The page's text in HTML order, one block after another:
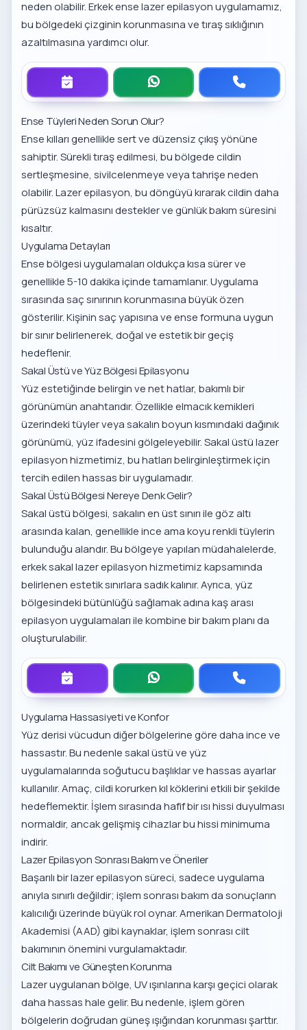
neden olabilir.Erkek ense lazer epilasyon uygulamamız,
bu bölgedeki çizginin korunmasına ve tıraş sıklığının
azaltılmasına yardımcı olur.
Ense Tüyleri Neden Sorun Olur?
Ense kılları genellikle sert ve düzensiz çıkış yönüne
sahiptir. Sürekli tıraş edilmesi, bu bölgede cildin
sertleşmesine, sivilcelenmeye veya tahrişe neden
olabilir. Lazer epilasyon, bu döngüyü kırarak cildin daha
pürüzsüz kalmasını destekler ve günlük bakım süresini
kısaltır.
Uygulama Detayları
Ense bölgesi uygulamaları oldukça kısa sürer ve
genellikle 5-10 dakika içinde tamamlanır. Uygulama
sırasında saç sınırının korunmasına büyük özen
gösterilir. Kişinin saç yapısına ve ense formuna uygun
bir sınır belirlenerek, doğal ve estetik bir geçiş
hedeflenir.
Sakal Üstü ve Yüz Bölgesi Epilasyonu
Yüz estetiğinde belirgin ve net hatlar, bakımlı bir
görünümün anahtarıdır. Özellikle elmacık kemikleri
üzerindeki tüyler veya sakalın boyun kısmındaki dağınık
görünümü, yüz ifadesini gölgeleyebilir.Sakal üstü lazer
epilasyon hizmetimiz, bu hatları belirginleştirmek için
tercih edilen hassas bir uygulamadır.
Sakal Üstü Bölgesi Nereye Denk Gelir?
Sakal üstü bölgesi, sakalın en üst sınırı ile göz altı
arasında kalan, genellikle ince ama koyu renkli tüylerin
bulunduğu alandır. Bu bölgeye yapılan müdahalelerde,
erkek sakal lazer epilasyon hizmetimizkapsamında
belirlenen estetik sınırlara sadık kalınır. Ayrıca, yüz
bölgesindeki bütünlüğü sağlamak adınakaş arası
epilasyon uygulamalarıile kombine bir bakım planı da
oluşturulabilir.
Uygulama Hassasiyeti ve Konfor
Yüz derisi vücudun diğer bölgelerine göre daha ince ve
hassastır. Bu nedenle sakal üstü ve yüz
uygulamalarında soğutucu başlıklar ve hassas ayarlar
kullanılır. Amaç, cildi korurken kıl köklerini etkili bir şekilde
hedeflemektir. İşlem sırasında hafif bir ısı hissi duyulması
normaldir, ancak gelişmiş cihazlar bu hissi minimuma
indirir.
Lazer Epilasyon Sonrası Bakım ve Öneriler
Başarılı bir lazer epilasyon süreci, sadece uygulama
anıyla sınırlı değildir; işlem sonrası bakım da sonuçların
kalıcılığı üzerinde büyük rol oynar. Amerikan Dermatoloji
Akademisi (AAD) gibi kaynaklar, işlem sonrası cilt
bakımının önemini vurgulamaktadır.
Cilt Bakımı ve Güneşten Korunma
Lazer uygulanan bölge, UV ışınlarına karşı geçici olarak
daha hassas hale gelir. Bu nedenle, işlem gören
bölgelerin doğrudan güneş ışığından korunması şarttır.